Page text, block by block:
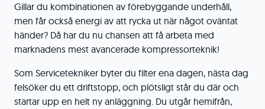
Gillar du kombinationen av förebyggande underhåll,
men får också energi av att rycka ut när något oväntat
händer? Då har du nu chansen att få arbeta med
marknadens mest avancerade kompressorteknik!
Som Servicetekniker byter du filter ena dagen, nästa dag
felsöker du ett driftstopp, och plötsligt står du där och
startar upp en helt ny anläggning. Du utgår hemifrån,